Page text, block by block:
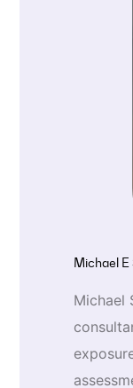
Michael E
Michael